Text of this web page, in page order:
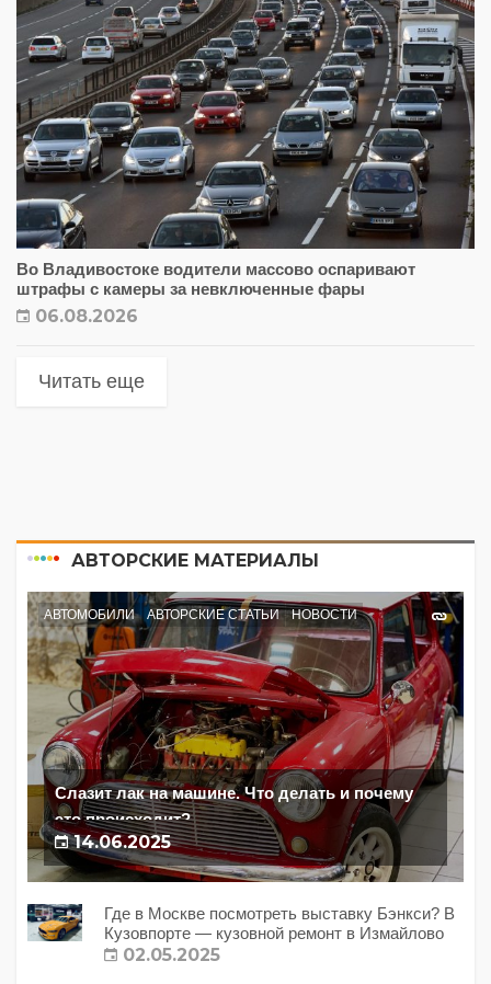
Во Владивостоке водители массово оспаривают
штрафы с камеры за невключенные фары
06.08.2026
Читать еще
АВТОРСКИЕ МАТЕРИАЛЫ
АВТОМОБИЛИ АВТОРСКИЕ СТАТЬИ НОВОСТИ
Слазит лак на машине. Что делать и почему
это происходит?
14.06.2025
Где в Москве посмотреть выставку Бэнкси? В
Кузовпорте — кузовной ремонт в Измайлово
02.05.2025